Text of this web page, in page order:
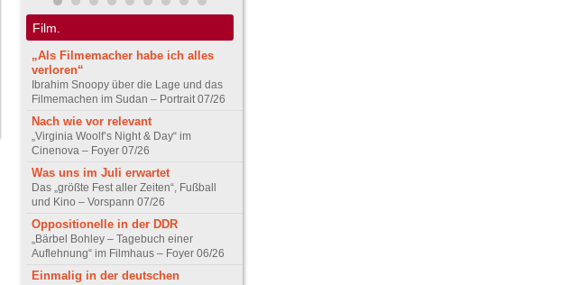
Film.
„Als Filmemacher habe ich alles
verloren“
Ibrahim Snoopy über die Lage und das
Filmemachen im Sudan – Portrait 07/26
Nach wie vor relevant
„Virginia Woolf’s Night & Day“ im
Cinenova – Foyer 07/26
Was uns im Juli erwartet
Das „größte Fest aller Zeiten“, Fußball
und Kino – Vorspann 07/26
Oppositionelle in der DDR
„Bärbel Bohley – Tagebuch einer
Auflehnung“ im Filmhaus – Foyer 06/26
Einmalig in der deutschen